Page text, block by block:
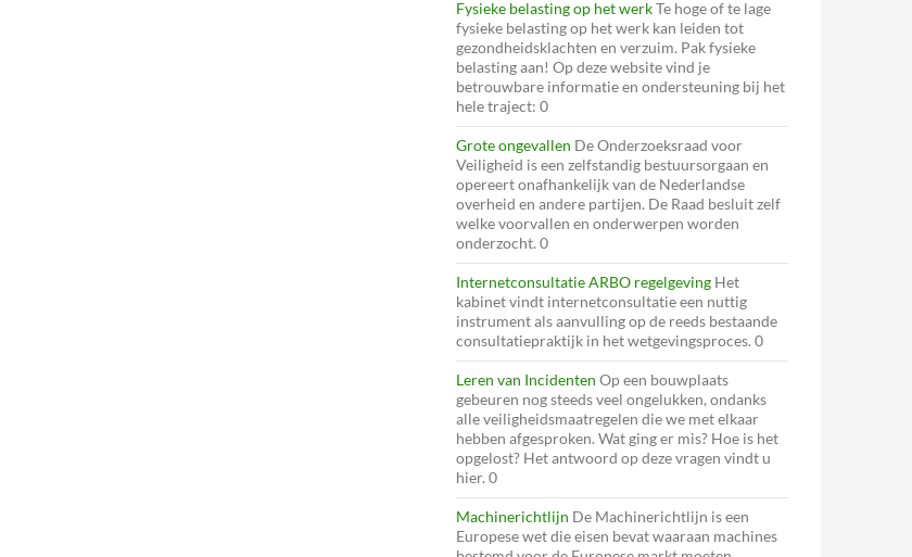
Fysieke belasting op het werkTe hoge of te lage
fysieke belasting op het werk kan leiden tot
gezondheidsklachten en verzuim. Pak fysieke
belasting aan! Op deze website vind je
betrouwbare informatie en ondersteuning bij het
hele traject: 0
Grote ongevallen De Onderzoeksraad voor
Veiligheid is een zelfstandig bestuursorgaan en
opereert onafhankelijk van de Nederlandse
overheid en andere partijen. De Raad besluit zelf
welke voorvallen en onderwerpen worden
onderzocht. 0
Internetconsultatie ARBO regelgeving Het
kabinet vindt internetconsultatie een nuttig
instrument als aanvulling op de reeds bestaande
consultatiepraktijk in het wetgevingsproces. 0
Leren van Incidenten Op een bouwplaats
gebeuren nog steeds veel ongelukken, ondanks
alle veiligheidsmaatregelen die we met elkaar
hebben afgesproken. Wat ging er mis? Hoe is het
opgelost? Het antwoord op deze vragen vindt u
hier. 0
Machinerichtlijn De Machinerichtlijn is een
Europese wet die eisen bevat waaraan machines